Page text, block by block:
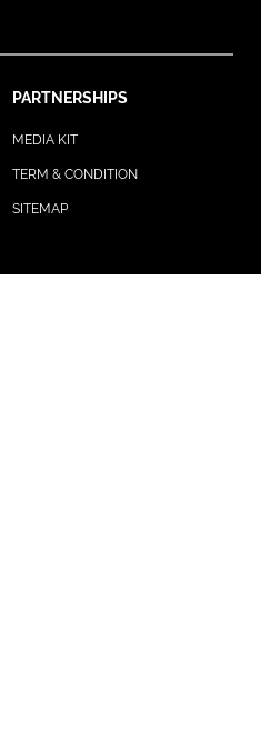
PARTNERSHIPS
MEDIA KIT
TERM & CONDITION
SITEMAP